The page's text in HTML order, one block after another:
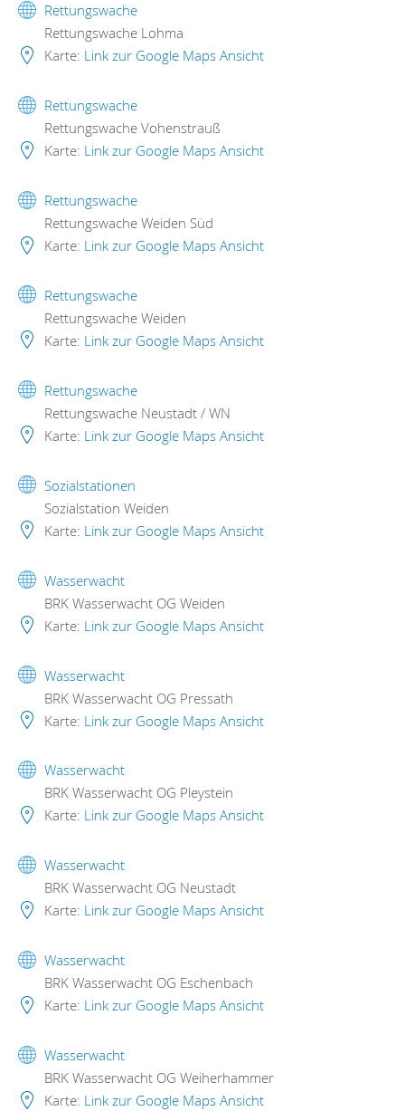
Rettungswache
Rettungswache Lohma
Karte: Link zur Google Maps Ansicht
Rettungswache
Rettungswache Vohenstrauß
Karte: Link zur Google Maps Ansicht
Rettungswache
Rettungswache Weiden Süd
Karte: Link zur Google Maps Ansicht
Rettungswache
Rettungswache Weiden
Karte: Link zur Google Maps Ansicht
Rettungswache
Rettungswache Neustadt / WN
Karte: Link zur Google Maps Ansicht
Sozialstationen
Sozialstation Weiden
Karte: Link zur Google Maps Ansicht
Wasserwacht
BRK Wasserwacht OG Weiden
Karte: Link zur Google Maps Ansicht
Wasserwacht
BRK Wasserwacht OG Pressath
Karte: Link zur Google Maps Ansicht
Wasserwacht
BRK Wasserwacht OG Pleystein
Karte: Link zur Google Maps Ansicht
Wasserwacht
BRK Wasserwacht OG Neustadt
Karte: Link zur Google Maps Ansicht
Wasserwacht
BRK Wasserwacht OG Eschenbach
Karte: Link zur Google Maps Ansicht
Wasserwacht
BRK Wasserwacht OG Weiherhammer
Karte: Link zur Google Maps Ansicht